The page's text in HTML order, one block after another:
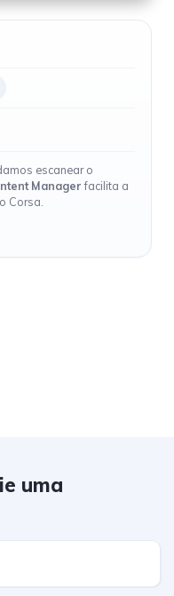
escanear o
Managerfacilita a
Corsa.
uma